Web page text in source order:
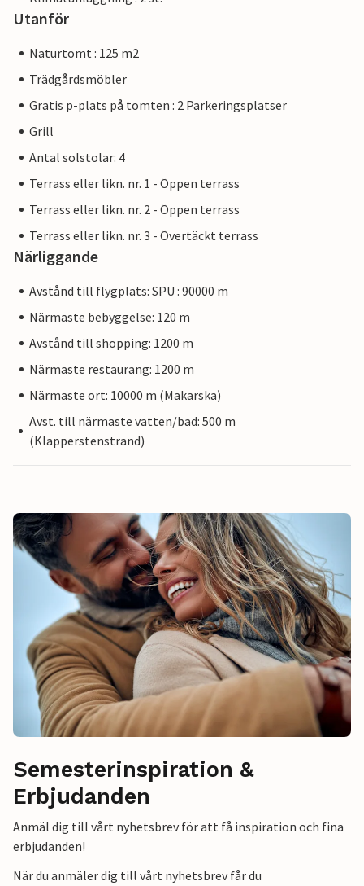
Utanför
Naturtomt : 125 m2
Trädgårdsmöbler
Gratis p-plats på tomten : 2 Parkeringsplatser
Grill
Antal solstolar: 4
Terrass eller likn. nr. 1 - Öppen terrass
Terrass eller likn. nr. 2 - Öppen terrass
Terrass eller likn. nr. 3 - Övertäckt terrass
Närliggande
Avstånd till flygplats: SPU : 90000 m
Närmaste bebyggelse: 120 m
Avstånd till shopping: 1200 m
Närmaste restaurang: 1200 m
Närmaste ort: 10000 m (Makarska)
Avst. till närmaste vatten/bad: 500 m
(Klapperstenstrand)
Semesterinspiration &
Erbjudanden
Anmäl dig till vårt nyhetsbrev för att få inspiration och fina
erbjudanden!
När du anmäler dig till vårt nyhetsbrev får du